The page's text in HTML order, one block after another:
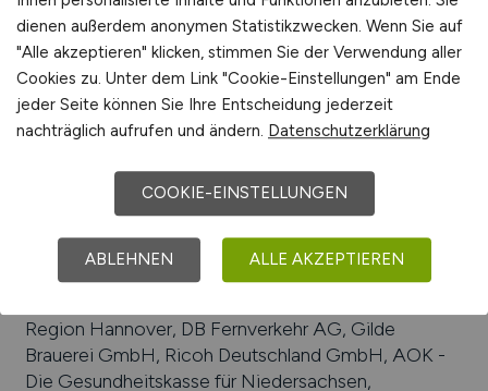
Verwaltung in Niedersachsen, Gottfried Wilhelm
Leibniz Universität Hannover
Beliebte Jobs inHannover/Branchen:Forschung,
Informations- und Kommunikationswirtschaft,
Kreativwirtschaft, Handwerk, Gesundheitswesen,
Finanzdienstleistungen, Tourismus,
Nahrungswirtschaft, Maschinenbau, Logistik,
Produktionstechnik, Energiewirtschaft
Beliebte Arbeitgeber in
, die attraktive
Region Hannover, DB Fernverkehr AG, Gilde
Brauerei GmbH, Ricoh Deutschland GmbH, AOK -
Die Gesundheitskasse für Niedersachsen,
dienen außerdem anonymen Statistikzwecken. Wenn Sie auf
"Alle akzeptieren" klicken, stimmen Sie der Verwendung aller
Cookies zu. Unter dem Link "Cookie-Einstellungen" am Ende
jeder Seite können Sie Ihre Entscheidung jederzeit
nachträglich aufrufen und ändern. Datenschutzerklärung
COOKIE-EINSTELLUNGEN
ABLEHNEN ALLE AKZEPTIEREN